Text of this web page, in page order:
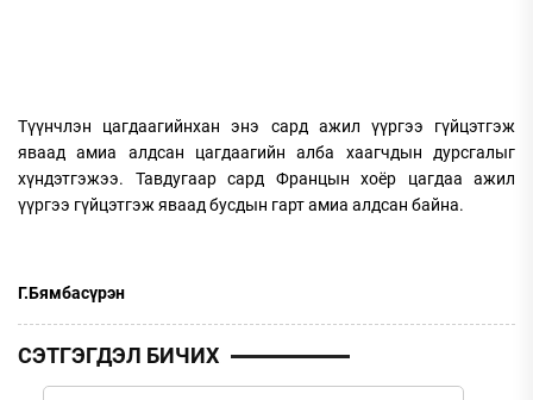
Түүнчлэн цагдаагийнхан энэ сард ажил үүргээ гүйцэтгэж
яваад амиа алдсан цагдаагийн алба хаагчдын дурсгалыг
хүндэтгэжээ. Тавдугаар сард Францын хоёр цагдаа ажил
үүргээ гүйцэтгэж яваад бусдын гарт амиа алдсан байна.
Г.Бямбасүрэн
СЭТГЭГДЭЛ БИЧИХ